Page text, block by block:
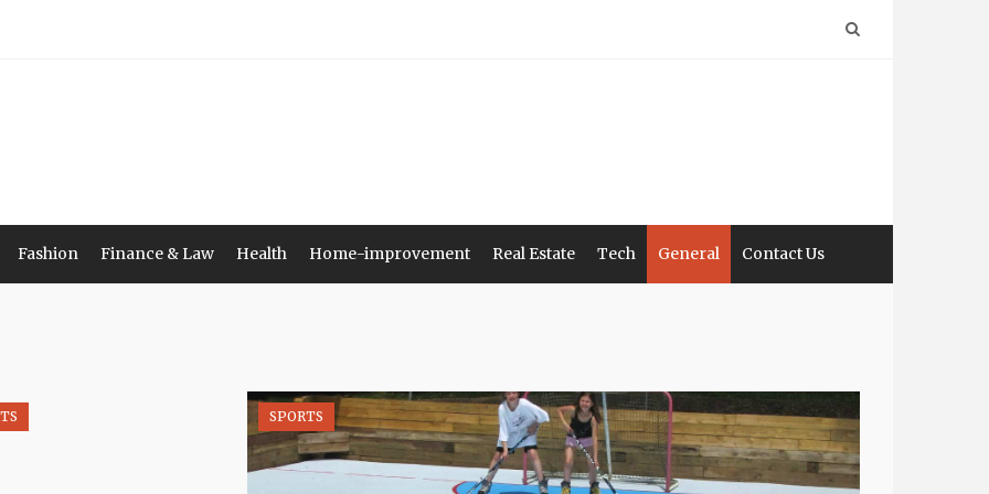
Fashion Finance & Law Health Home-improvement Real Estate Tech General Contact Us
SPORTS